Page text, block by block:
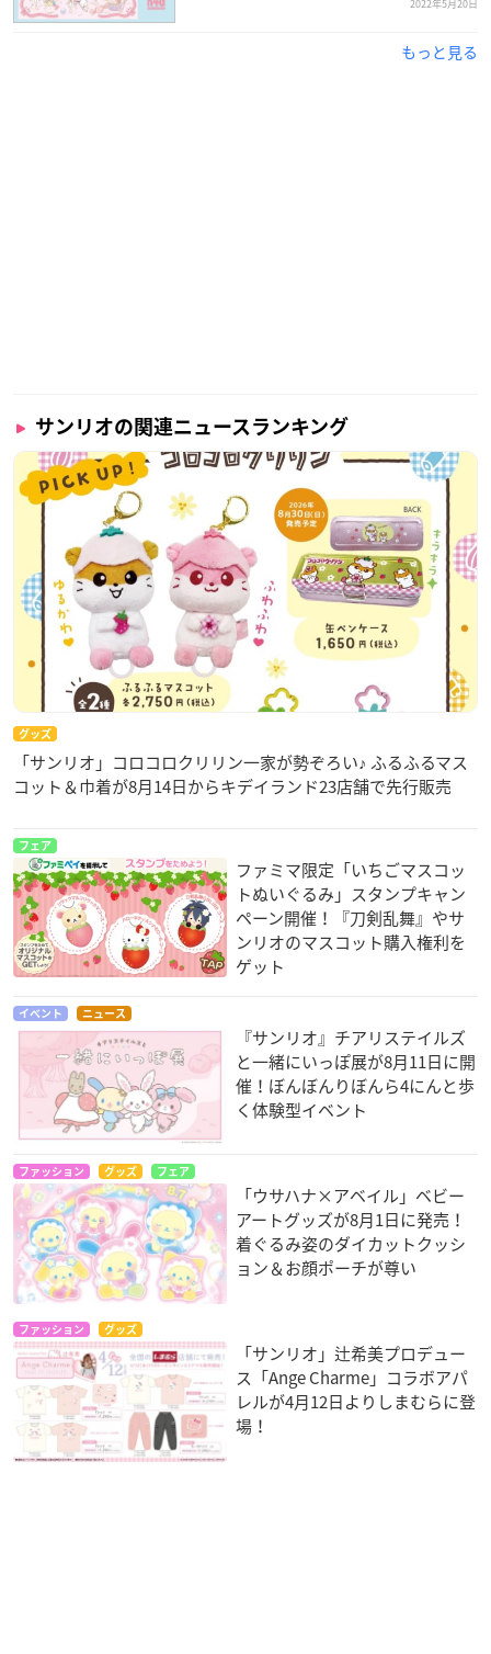
2022年5月20日
もっと見る
サンリオの関連ニュースランキング
グッズ
「サンリオ」コロコロクリリン一家が勢ぞろい♪ ふるふるマス
コット＆巾着が8月14日からキデイランド23店舗で先行販売
フェア
ファミマ限定「いちごマスコッ
トぬいぐるみ」スタンプキャン
ペーン開催！『刀剣乱舞』やサ
ンリオのマスコット購入権利を
ゲット
イベント ニュース
『サンリオ』チアリステイルズ
と一緒にいっぽ展が8月11日に開
催！ぼんぼんりぼんら4にんと歩
く体験型イベント
ファッション グッズ フェア
「ウサハナ×アベイル」ベビー
アートグッズが8月1日に発売！
着ぐるみ姿のダイカットクッシ
ョン＆お顔ポーチが尊い
ファッション グッズ
「サンリオ」辻希美プロデュー
ス「Ange Charme」コラボアパ
レルが4月12日よりしまむらに登
場！